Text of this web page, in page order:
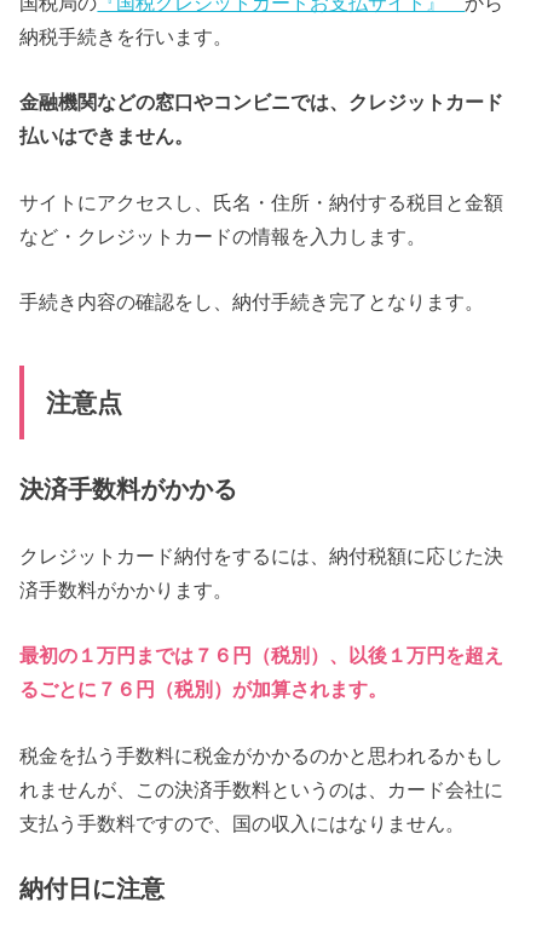
納税手続きを行います。
金融機関などの窓口やコンビニでは、クレジットカード
払いはできません。
サイトにアクセスし、氏名・住所・納付する税目と金額
など・クレジットカードの情報を入力します。
手続き内容の確認をし、納付手続き完了となります。
注意点
決済手数料がかかる
クレジットカード納付をするには、納付税額に応じた決
済手数料がかかります。
最初の１万円までは７６円（税別）、以後１万円を超え
るごとに７６円（税別）が加算されます。
税金を払う手数料に税金がかかるのかと思われるかもし
れませんが、この決済手数料というのは、カード会社に
支払う手数料ですので、国の収入にはなりません。
納付日に注意